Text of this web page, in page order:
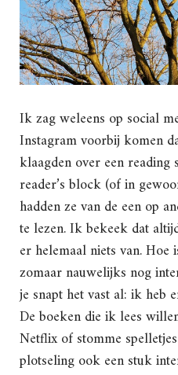
Ik zag weleens op social
Instagram voorbij komen
klaagden over een reading
reader’s block (of in
hadden ze van de een op
te lezen. Ik bekeek dat
er helemaal niets van.
zomaar nauwelijks nog
je snapt het vast al: ik heb
De boeken die ik lees
Netflix of stomme
plotseling ook een stuk